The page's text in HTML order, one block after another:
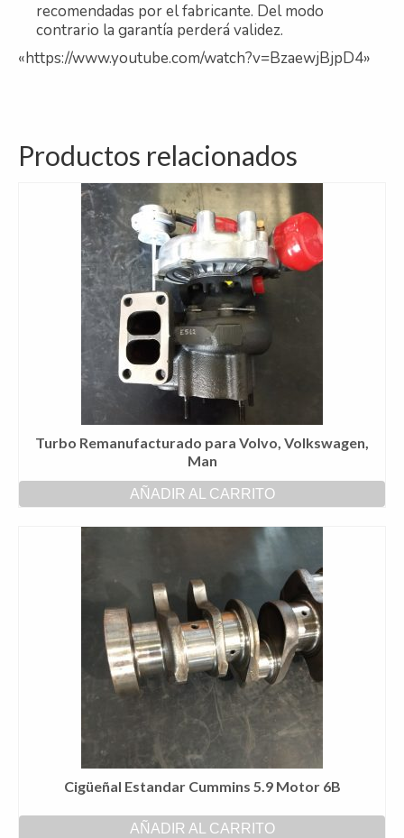
recomendadas por el fabricante. Del modo
contrario la garantía perderá validez.
«https://www.youtube.com/watch?v=BzaewjBjpD4»
Productos relacionados
Turbo Remanufacturado para Volvo, Volkswagen,
Man
AÑADIR AL CARRITO
Cigüeñal Estandar Cummins 5.9 Motor 6B
AÑADIR AL CARRITO